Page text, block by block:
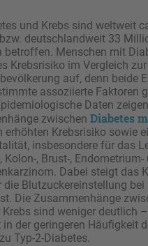
und Krebs sind weltweit
deutschlandweit 33
betroffen. Menschen mit
Krebsrisiko im Vergleich zur
auf, denn beide
assoziierte Faktoren
Daten zeigen
zwischen Diabetes
erhöhten Krebsrisiko sowie
insbesondere für das
Kolon-, Brust-, Endometrium-
Dabei steigt das
die Blutzuckereinstellung
Die Zusammenhänge
Krebs sind weniger deutlich
in der geringeren Häufigkeit
Typ-2-Diabetes.